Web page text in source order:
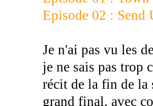
Episode 02 : Send
Je n'ai pas vu les
je ne sais pas trop
récit de la fin de la
grand final, avec